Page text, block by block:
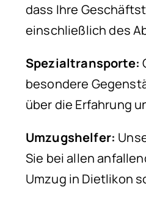
dass Ihre
einschließlich des
Spezialtransporte:
besondere
über die Erfahrung
Umzugshelfer:
Sie bei allen
Umzug in Dietlikon